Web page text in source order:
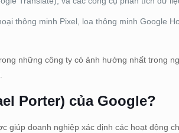
thông minh Pixel, loa thông minh Google
những công ty có ảnh hưởng nhất trong
Porter) của Google?
giúp doanh nghiệp xác định các hoạt động